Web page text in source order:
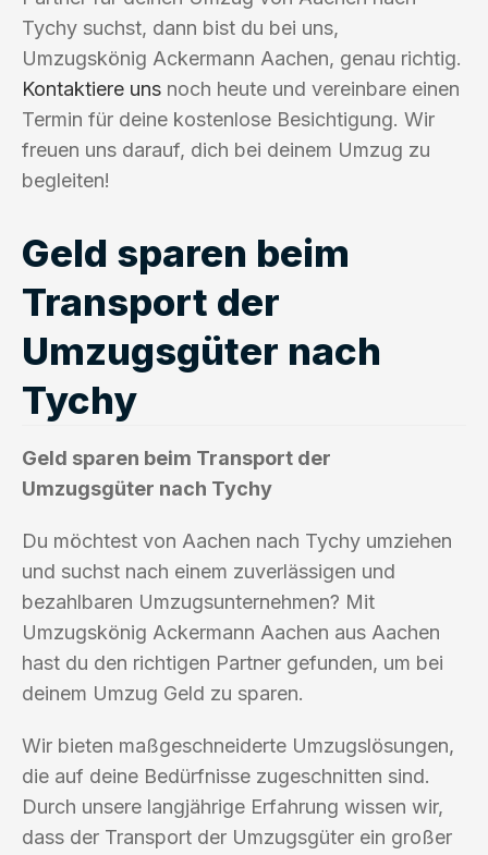
Tychy suchst, dann bist du bei uns,
Umzugskönig Ackermann Aachen, genau richtig.
Kontaktiere uns noch heute und vereinbare einen
Termin für deine kostenlose Besichtigung. Wir
freuen uns darauf, dich bei deinem Umzug zu
begleiten!
Geld sparen beim
Transport der
Umzugsgüter nach
Tychy
Geld sparen beim Transport der
Umzugsgüter nach Tychy
Du möchtest von Aachen nach Tychy umziehen
und suchst nach einem zuverlässigen und
bezahlbaren Umzugsunternehmen? Mit
Umzugskönig Ackermann Aachen aus Aachen
hast du den richtigen Partner gefunden, um bei
deinem Umzug Geld zu sparen.
Wir bieten maßgeschneiderte Umzugslösungen,
die auf deine Bedürfnisse zugeschnitten sind.
Durch unsere langjährige Erfahrung wissen wir,
dass der Transport der Umzugsgüter ein großer